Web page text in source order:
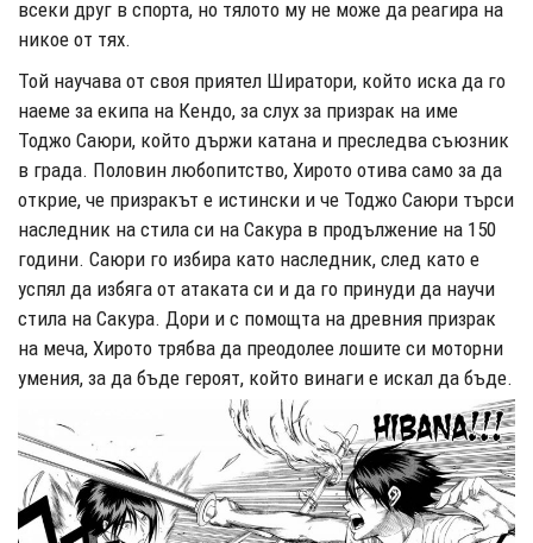
всеки друг в спорта, но тялото му не може да реагира на
никое от тях.
Той научава от своя приятел Ширатори, който иска да го
наеме за екипа на Кендо, за слух за призрак на име
Тоджо Саюри, който държи катана и преследва съюзник
в града. Половин любопитство, Хирото отива само за да
открие, че призракът е истински и че Тоджо Саюри търси
наследник на стила си на Сакура в продължение на 150
години. Саюри го избира като наследник, след като е
успял да избяга от атаката си и да го принуди да научи
стила на Сакура. Дори и с помощта на древния призрак
на меча, Хирото трябва да преодолее лошите си моторни
умения, за да бъде героят, който винаги е искал да бъде.